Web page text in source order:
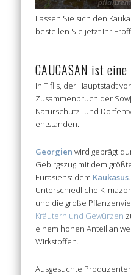
Lassen Sie sich den
bestellen Sie jetzt Ihr
CAUCASAN ist
in Tiflis, der Hauptstadt
Zusammenbruch der
Naturschutz- und
entstanden.
Georgien wird geprägt
Gebirgszug mit dem
Eurasiens: dem Kaukasus.
Unterschiedliche
und die große
Kräutern und Gewürzen
einem hohen Anteil an
Wirkstoffen.
Ausgesuchte